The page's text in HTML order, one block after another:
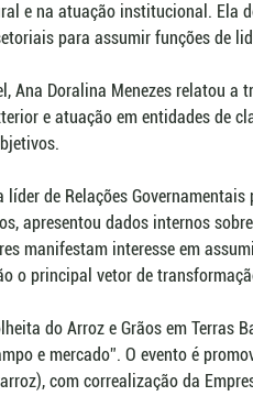
e na atuação institucional. Ela
para assumir funções de
Ana Doralina Menezes relatou
e atuação em entidades de
líder de Relações
apresentou dados internos
manifestam interesse em
o principal vetor de
do Arroz e Grãos em Terras
e mercado”. O evento é
com correalização da